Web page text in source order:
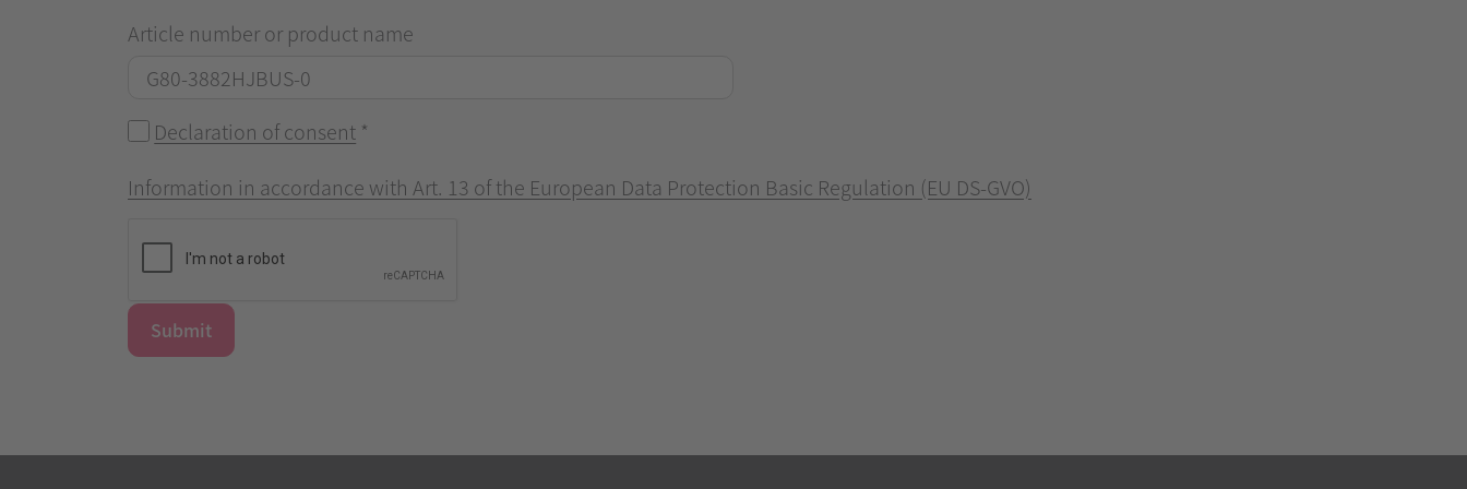
Article number or product name
Declaration of consent *
Information in accordance with Art. 13 of the European Data Protection Basic Regulation (EU DS-GVO)
Submit